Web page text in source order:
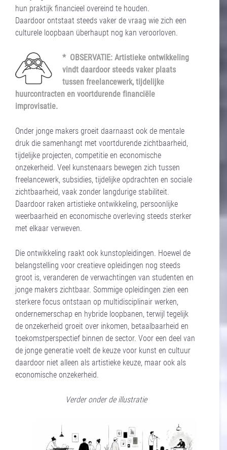
hun praktijk financieel overeind te houden.
Daardoor ontstaat steeds vaker de vraag wie zich een
culturele loopbaan überhaupt nog kan veroorloven.
* OBSERVATIE: Artistieke ontwikkeling
vindt daardoor steeds vaker plaats
tussen freelancewerk, tijdelijke
huurcontracten en voortdurende financiële
improvisatie.
Onder jonge makers groeit daarnaast ook de mentale
druk die samenhangt met voortdurende zichtbaarheid,
tijdelijke projecten, competitie en economische
onzekerheid. Veel kunstenaars bewegen zich tussen
freelancewerk, subsidies, tijdelijke opdrachten en sociale
zichtbaarheid, vaak zonder langdurige stabiliteit.
Daardoor raken artistieke ontwikkeling, persoonlijke
weerbaarheid en economische overleving steeds sterker
met elkaar verweven.
Die ontwikkeling raakt ook kunstopleidingen. Hoewel de
belangstelling voor creatieve opleidingen nog steeds
groot is, veranderen de verwachtingen van studenten en
jonge makers zichtbaar. Sommige opleidingen zien een
sterkere focus ontstaan op multidisciplinair werken,
ondernemerschap en hybride loopbanen, terwijl tegelijk
de onzekerheid groeit over inkomen, betaalbaarheid en
toekomstperspectief binnen de sector. Voor een deel van
de jonge generatie voelt de keuze voor kunst en cultuur
daardoor niet alleen als artistieke keuze, maar ook als
economische onzekerheid.
Verder onder de illustratie